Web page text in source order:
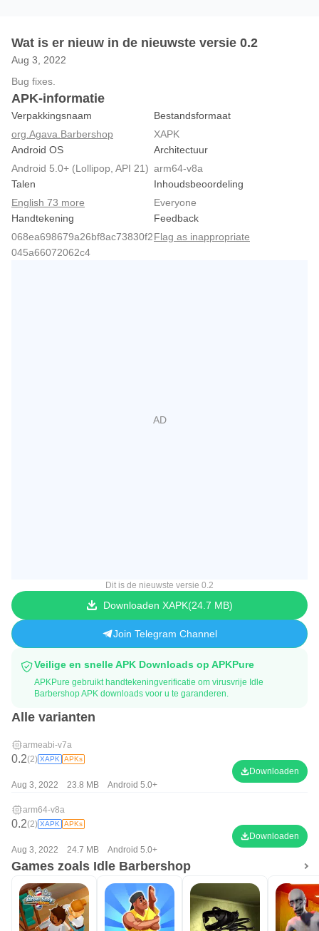
Wat is er nieuw in de nieuwste versie 0.2
Aug 3, 2022
Bug fixes.
APK-informatie
Verpakkingsnaam
org.Agava.Barbershop
Bestandsformaat
XAPK
Android OS
Android 5.0+ (Lollipop, API 21)
Architectuur
arm64-v8a
Talen
English 73 more
Inhoudsbeoordeling
Everyone
Handtekening
068ea698679a26bf8ac73830f2
045a66072062c4
Feedback
Flag as inappropriate
Dit is de nieuwste versie 0.2
Downloaden XAPK 24.7 MB
Join Telegram Channel
Veilige en snelle APK Downloads op APKPure
APKPure gebruikt handtekeningverificatie om virusvrije Idle
Barbershop APK downloads voor u te garanderen.
Alle varianten
armeabi-v7a
0.2(2) XAPK APKs
Aug 3, 2022 23.8 MB Android 5.0+
Downloaden
arm64-v8a
0.2(2) XAPK APKs
Aug 3, 2022 24.7 MB Android 5.0+
Downloaden
Games zoals Idle Barbershop